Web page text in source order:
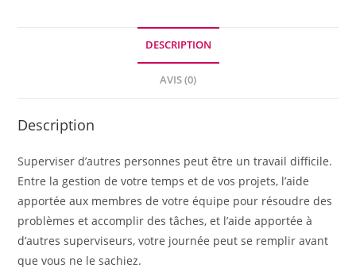
DESCRIPTION
AVIS (0)
Description
Superviser d’autres personnes peut être un travail difficile.
Entre la gestion de votre temps et de vos projets, l’aide
apportée aux membres de votre équipe pour résoudre des
problèmes et accomplir des tâches, et l’aide apportée à
d’autres superviseurs, votre journée peut se remplir avant
que vous ne le sachiez.